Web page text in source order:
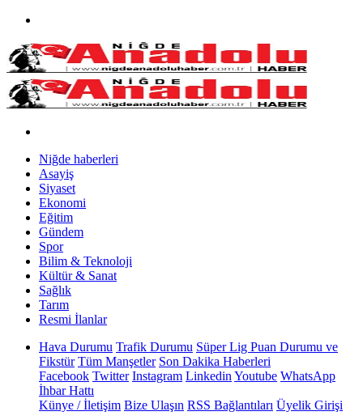
Niğde haberleri
Asayiş
Siyaset
Ekonomi
Eğitim
Gündem
Spor
Bilim & Teknoloji
Kültür & Sanat
Sağlık
Tarım
Resmi İlanlar
Hava Durumu Trafik Durumu Süper Lig Puan Durumu ve
Fikstür Tüm Manşetler Son Dakika Haberleri
Facebook Twitter Instagram Linkedin Youtube WhatsApp
İhbar Hattı
Künye / İletişim Bize Ulaşın RSS Bağlantıları Üyelik Girişi